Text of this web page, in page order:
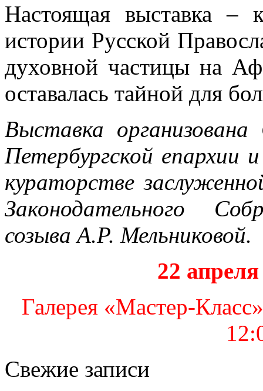
Настоящая выставка –
истории Русской
духовной частицы на
оставалась тайной для
Выставка
Петербургской епархии
кураторстве
Законодательного
созыва А.Р. Мельниковой.
22
Галерея «Мастер-
Свежие записи